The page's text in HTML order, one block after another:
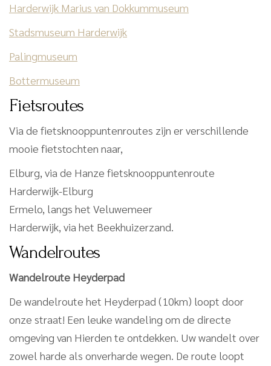
Harderwijk Marius van Dokkummuseum
Stadsmuseum Harderwijk
Palingmuseum
Bottermuseum
Fietsroutes
Via de fietsknooppuntenroutes zijn er verschillende
mooie fietstochten naar,
Elburg, via de Hanze fietsknooppuntenroute
Harderwijk-Elburg
Ermelo, langs het Veluwemeer
Harderwijk, via het Beekhuizerzand.
Wandelroutes
Wandelroute Heyderpad
De wandelroute het Heyderpad (10km) loopt door
onze straat! Een leuke wandeling om de directe
omgeving van Hierden te ontdekken. Uw wandelt over
zowel harde als onverharde wegen. De route loopt